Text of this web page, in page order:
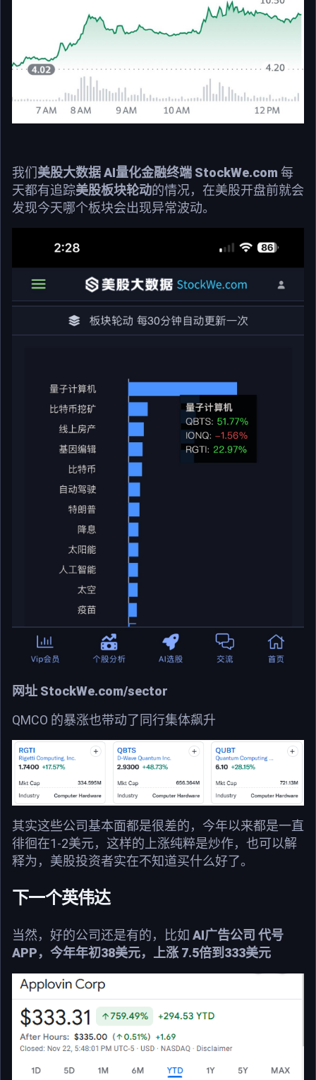
我们美股大数据 AI量化金融终端 StockWe.com 每
天都有追踪美股板块轮动的情况，在美股开盘前就会
发现今天哪个板块会出现异常波动。
网址 StockWe.com/sector
QMCO 的暴涨也带动了同行集体飙升
其实这些公司基本面都是很差的，今年以来都是一直
徘徊在1-2美元，这样的上涨纯粹是炒作，也可以解
释为，美股投资者实在不知道买什么好了。
下一个英伟达
当然，好的公司还是有的，比如 AI广告公司 代号
APP，今年年初38美元，上涨 7.5倍到333美元